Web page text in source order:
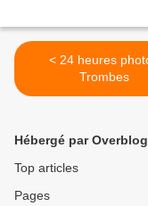
< 24 heures photo :
Trombes
Hébergé par Overblog
Top articles
Pages